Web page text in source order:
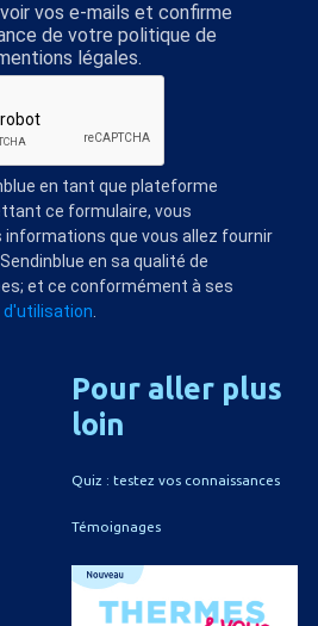
vos e-mails et confirme
de votre politique de
légales.
en tant que plateforme
ce formulaire, vous
informations que vous allez fournir
en sa qualité de
et ce conformément à ses
d'utilisation.
Pour aller plus
loin
Quiz : testez vos connaissances
Témoignages